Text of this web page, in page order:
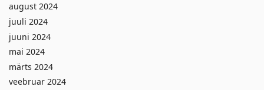
august 2024
juuli 2024
juuni 2024
mai 2024
märts 2024
veebruar 2024